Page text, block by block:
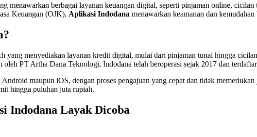
menawarkan berbagai layanan keuangan digital, seperti pinjaman online,
Keuangan (OJK), Aplikasi Indodana menawarkan keamanan dan
yang menyediakan layanan kredit digital, mulai dari pinjaman tunai hingga
PT Artha Dana Teknologi, Indodana telah beroperasi sejak 2017 dan
maupun iOS, dengan proses pengajuan yang cepat dan tidak
hingga puluhan juta rupiah.
Indodana Layak Dicoba